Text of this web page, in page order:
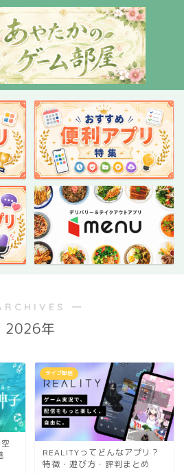
―
2026年
ライブ配信
REALITYってどんなアプリ？
特徴・遊び方・評判まとめ